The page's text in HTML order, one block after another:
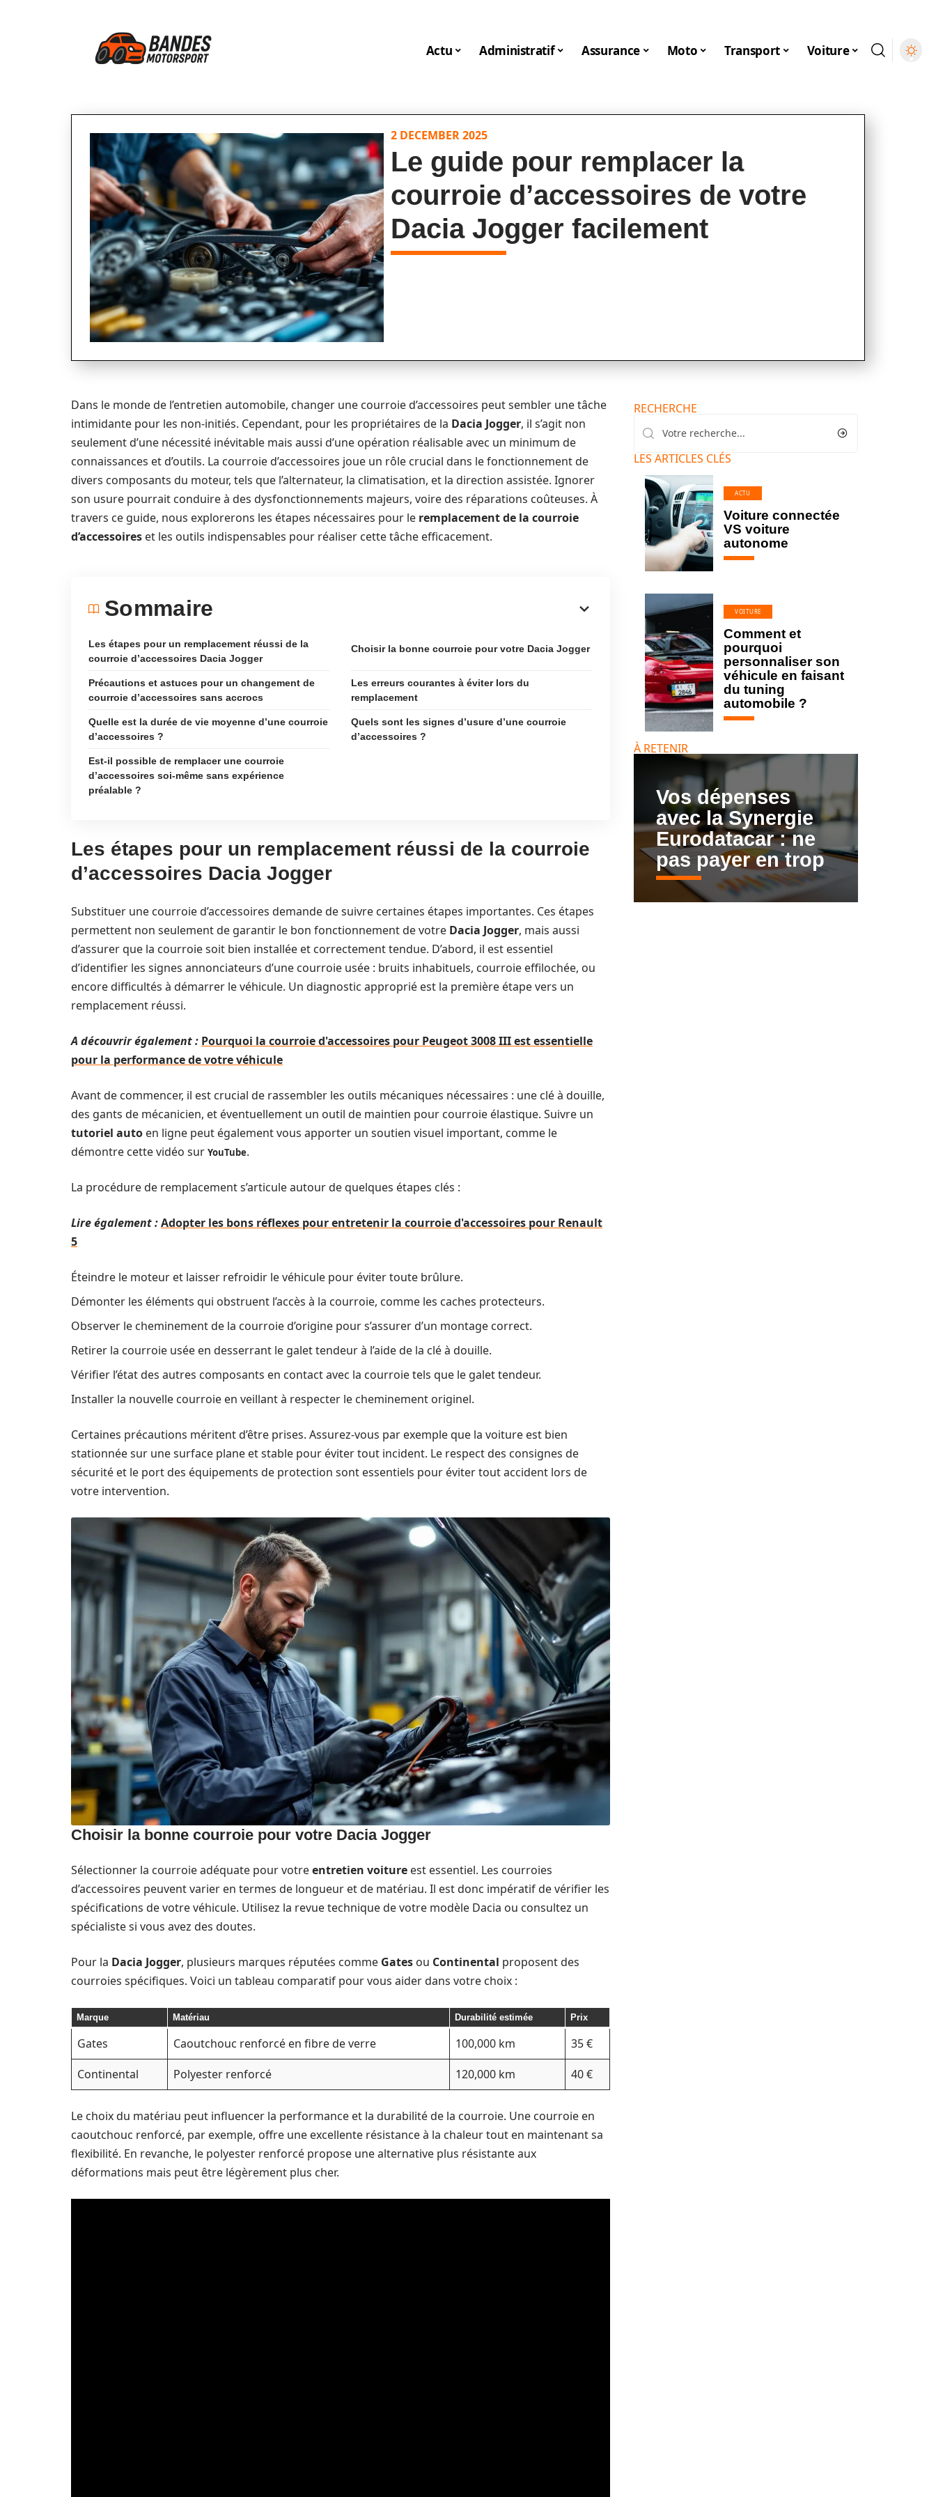
Actu Administratif Assurance Moto Transport Voiture
2 DECEMBER 2025
Le guide pour remplacer la
courroie d’accessoires de votre
Dacia Jogger facilement
Dans le monde de l’entretien automobile, changer une courroie d’accessoires peut sembler une tâche
intimidante pour les non-initiés. Cependant, pour les propriétaires de la Dacia Jogger, il s’agit non
seulement d’une nécessité inévitable mais aussi d’une opération réalisable avec un minimum de
connaissances et d’outils. La courroie d’accessoires joue un rôle crucial dans le fonctionnement de
divers composants du moteur, tels que l’alternateur, la climatisation, et la direction assistée. Ignorer
son usure pourrait conduire à des dysfonctionnements majeurs, voire des réparations coûteuses. À
travers ce guide, nous explorerons les étapes nécessaires pour le remplacement de la courroie
d’accessoires et les outils indispensables pour réaliser cette tâche efficacement.
Sommaire
Les étapes pour un remplacement réussi de la
courroie d’accessoires Dacia Jogger
Choisir la bonne courroie pour votre Dacia Jogger
Précautions et astuces pour un changement de
courroie d’accessoires sans accrocs
Les erreurs courantes à éviter lors du
remplacement
Quelle est la durée de vie moyenne d’une courroie
d’accessoires ?
Quels sont les signes d’usure d’une courroie
d’accessoires ?
Est-il possible de remplacer une courroie
d’accessoires soi-même sans expérience
préalable ?
Les étapes pour un remplacement réussi de la courroie
d’accessoires Dacia Jogger
Substituer une courroie d’accessoires demande de suivre certaines étapes importantes. Ces étapes
permettent non seulement de garantir le bon fonctionnement de votre Dacia Jogger, mais aussi
d’assurer que la courroie soit bien installée et correctement tendue. D’abord, il est essentiel
d’identifier les signes annonciateurs d’une courroie usée : bruits inhabituels, courroie effilochée, ou
encore difficultés à démarrer le véhicule. Un diagnostic approprié est la première étape vers un
remplacement réussi.
A découvrir également : Pourquoi la courroie d'accessoires pour Peugeot 3008 III est essentielle
pour la performance de votre véhicule
Avant de commencer, il est crucial de rassembler les outils mécaniques nécessaires : une clé à douille,
des gants de mécanicien, et éventuellement un outil de maintien pour courroie élastique. Suivre un
tutoriel auto en ligne peut également vous apporter un soutien visuel important, comme le
démontre cette vidéo sur YouTube.
La procédure de remplacement s’articule autour de quelques étapes clés :
Lire également :Adopter les bons réflexes pour entretenir la courroie d'accessoires pour Renault
5
Éteindre le moteur et laisser refroidir le véhicule pour éviter toute brûlure.
Démonter les éléments qui obstruent l’accès à la courroie, comme les caches protecteurs.
Observer le cheminement de la courroie d’origine pour s’assurer d’un montage correct.
Retirer la courroie usée en desserrant le galet tendeur à l’aide de la clé à douille.
Vérifier l’état des autres composants en contact avec la courroie tels que le galet tendeur.
Installer la nouvelle courroie en veillant à respecter le cheminement originel.
Certaines précautions méritent d’être prises. Assurez-vous par exemple que la voiture est bien
stationnée sur une surface plane et stable pour éviter tout incident. Le respect des consignes de
sécurité et le port des équipements de protection sont essentiels pour éviter tout accident lors de
votre intervention.
Choisir la bonne courroie pour votre Dacia Jogger
Sélectionner la courroie adéquate pour votreentretien voiture est essentiel. Les courroies
d’accessoires peuvent varier en termes de longueur et de matériau. Il est donc impératif de vérifier les
spécifications de votre véhicule. Utilisez la revue technique de votre modèle Dacia ou consultez un
spécialiste si vous avez des doutes.
Pour la Dacia Jogger, plusieurs marques réputées comme Gates ou Continental proposent des
courroies spécifiques. Voici un tableau comparatif pour vous aider dans votre choix :
Marque Matériau Durabilité estimée Prix
Gates Caoutchouc renforcé en fibre de verre 100,000 km
35 €
Continental
Polyester renforcé 120,000 km 40 €
Le choix du matériau peut influencer la performance et la durabilité de la courroie. Une courroie en
caoutchouc renforcé, par exemple, offre une excellente résistance à la chaleur tout en maintenant sa
flexibilité. En revanche, le polyester renforcé propose une alternative plus résistante aux
déformations mais peut être légèrement plus cher.
RECHERCHE
LES ARTICLES CLÉS
ACTU
Voiture connectée
VS voiture
autonome
VOITURE
Comment et
pourquoi
personnaliser son
véhicule en faisant
du tuning
automobile ?
À RETENIR
Vos dépenses
avec la Synergie
Eurodatacar : ne
pas payer en trop